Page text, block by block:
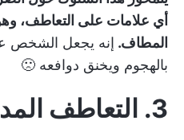
أي علامات على التعاطف،
المطاف. إنه يجعل الشخص
بالهجوم ويخنق دوافعه 🙁
3. التعاطف المدمر